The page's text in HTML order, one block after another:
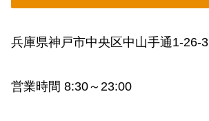
兵庫県神戸市中央区中山手通1-26-3
営業時間 8:30～23:00